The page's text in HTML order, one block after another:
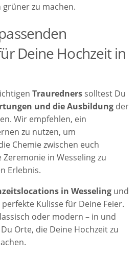
grüner zu machen.
Deine Hochzeit in
Trauredners solltest Du
und die Ausbildung der
Wir empfehlen, ein
zu nutzen, um
Chemie zwischen euch
in Wesseling zu
Erlebnis.
in Wesseling und
Kulisse für Deine Feier.
oder modern – in und
Orte, die Deine Hochzeit zu